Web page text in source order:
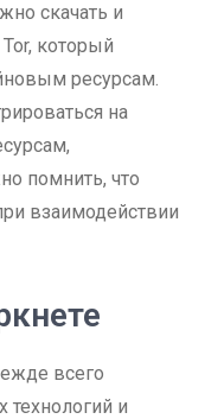
скачать и
который
ресурсам.
на
помнить, что
взаимодействии
всего
и